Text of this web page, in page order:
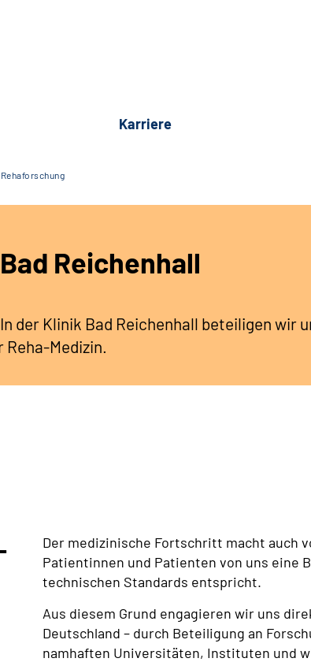
Karriere
Rehaforschung
Reichenhall
der Klinik Bad Reichenhall beteiligen wir
Medizin.
Der medizinische Fortschritt macht auch
Patientinnen und Patienten von uns eine
technischen Standards entspricht.
Aus diesem Grund engagieren wir uns
Deutschland – durch Beteiligung an
namhaften Universitäten, Instituten und